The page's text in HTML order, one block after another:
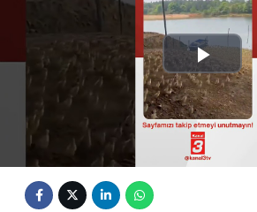
Play
Video